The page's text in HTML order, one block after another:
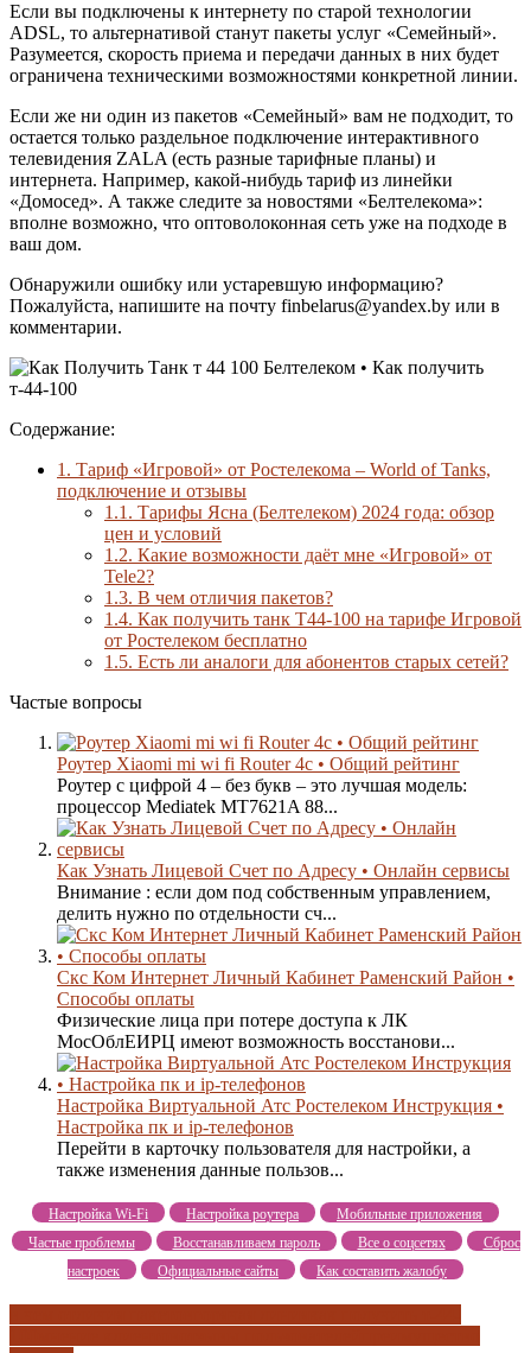
Если вы подключены к интернету по старой технологии
ADSL, то альтернативой станут пакеты услуг «Семейный».
Разумеется, скорость приема и передачи данных в них будет
ограничена техническими возможностями конкретной линии.
Если же ни один из пакетов «Семейный» вам не подходит, то
остается только раздельное подключение интерактивного
телевидения ZALA (есть разные тарифные планы) и
интернета. Например, какой-нибудь тариф из линейки
«Домосед». А также следите за новостями «Белтелекома»:
вполне возможно, что оптоволоконная сеть уже на подходе в
ваш дом.
Обнаружили ошибку или устаревшую информацию?
Пожалуйста, напишите на почту finbelarus@yandex.by или в
комментарии.
Содержание:
1. Тариф «Игровой» от Ростелекома – World of Tanks,
подключение и отзывы
1.1. Тарифы Ясна (Белтелеком) 2024 года: обзор
цен и условий
1.2. Какие возможности даёт мне «Игровой» от
Tele2?
1.3. В чем отличия пакетов?
1.4. Как получить танк Т44-100 на тарифе Игровой
от Ростелеком бесплатно
1.5. Есть ли аналоги для абонентов старых сетей?
Частые вопросы
Роутер Xiaomi mi wi fi Router 4c • Общий рейтинг
Роутер с цифрой 4 – без букв – это лучшая модель:
процессор Mediatek MT7621A 88...
Как Узнать Лицевой Счет по Адресу • Онлайн сервисы
Внимание : если дом под собственным управлением,
делить нужно по отдельности сч...
Скс Ком Интернет Личный Кабинет Раменский Район •
Способы оплаты
Физические лица при потере доступа к ЛК
MocOблEИPЦ имеют возможность восстанови...
Настройка Виртуальной Атс Ростелеком Инструкция •
Настройка пк и ip-телефонов
Перейти в карточку пользователя для настройки, а
также изменения данные пользов...
Настройка Wi-Fi Настройка роутера
Мобильные приложения
Частые проблемы
Восстанавливаем пароль Все о соцсетях
Сброс
настроек
Официальные сайты Как составить жалобу